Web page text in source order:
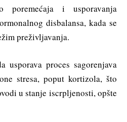
i usporavanja
disbalansa, kada se
preživljavanja.
usporava proces sagorenjava
stresa, poput kortizola, što
u stanje iscrpljenosti, opšte